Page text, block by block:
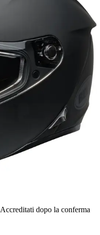
Accreditati dopo la conferma